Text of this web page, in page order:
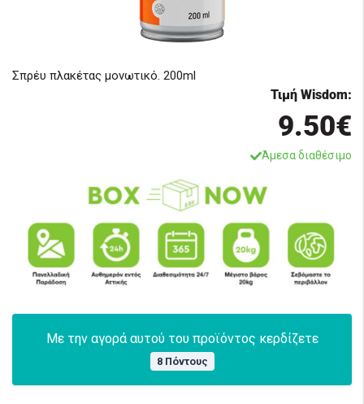
Σπρέυ πλακέτας μονωτικό. 200ml
Τιμή Wisdom:
9.50€
Άμεσα διαθέσιμο
Με την αγορά αυτού του προϊόντος κερδίζετε
8 Πόντους